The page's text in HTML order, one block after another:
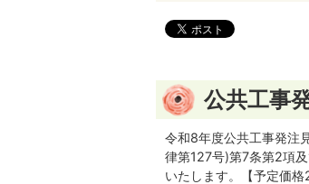
公共工事
令和8年度公共工事発注
律第127号)第7条第2項
いたします。【予定価